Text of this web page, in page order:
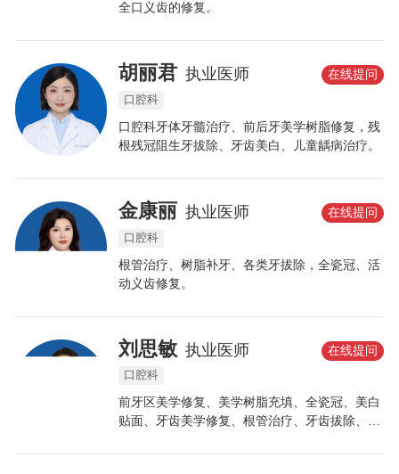
全口义齿的修复。
胡丽君 执业医师
口腔科
口腔科牙体牙髓治疗、前后牙美学树脂修复，残
根残冠阻生牙拔除、牙齿美白、儿童龋病治疗。
在线提问
金康丽 执业医师
口腔科
根管治疗、树脂补牙、各类牙拔除，全瓷冠、活
动义齿修复。
在线提问
刘思敏 执业医师
口腔科
前牙区美学修复、美学树脂充填、全瓷冠、美白
贴面、牙齿美学修复、根管治疗、牙齿拔除、牙
在线提问